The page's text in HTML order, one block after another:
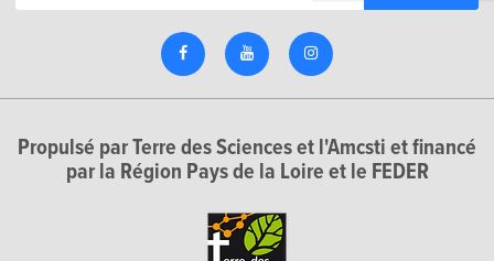
Propulsé par Terre des Sciences et l'Amcsti et financé
par la Région Pays de la Loire et le FEDER